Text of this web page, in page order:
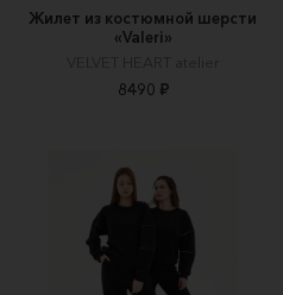
Жилет из костюмной шерсти
«Valeri»
VELVET HEART atelier
8490 ₽